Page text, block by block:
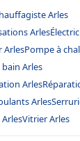
Arles
Arles
ArlesPompe à
Arles
Arles
Arles
Vitrier Arles